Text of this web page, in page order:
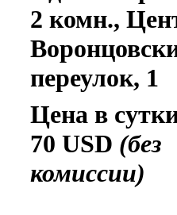
2 комн.,
переулок, 1
Цена в
70 USD (без
комиссии)